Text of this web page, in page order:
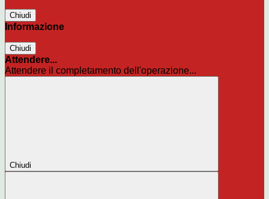
Chiudi
Informazione
Chiudi
Attendere...
Attendere il completamento dell'operazione...
Chiudi